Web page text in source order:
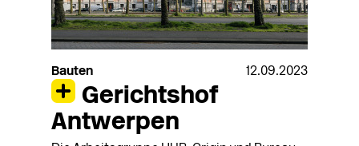
Bauten 12.09.2023
Gerichtshof
Antwerpen